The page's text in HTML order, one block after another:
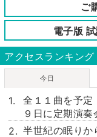
ご
電子版
アクセスランキング
今日
全１１曲を予
９日に定期演奏
半世紀の眠り